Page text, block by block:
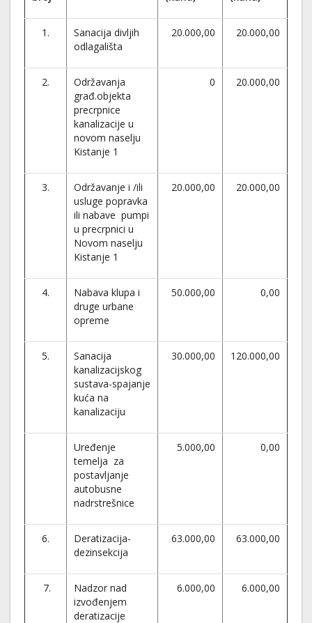
1.
Sanacija divljih
odlagališta
20.000,00 20.000,00
2.
Održavanja
građ.objekta
precrpnice
kanalizacije u
novom naselju
Kistanje 1
0 20.000,00
3.
Održavanje i /ili
usluge popravka
ili nabave pumpi
u precrpnici u
Novom naselju
Kistanje 1
20.000,00 20.000,00
4.
Nabava klupa i
druge urbane
opreme
50.000,00 0,00
5.
Sanacija
kanalizacijskog
sustava-spajanje
kuća na
kanalizaciju
30.000,00 120.000,00
Uređenje
temelja za
postavljanje
autobusne
nadrstrešnice
5.000,00 0,00
6.
Deratizacija-
dezinsekcija
63.000,00 63.000,00
7.
Nadzor nad
izvođenjem
deratizacije
6.000,00 6.000,00